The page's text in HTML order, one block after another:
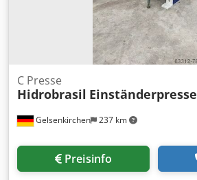
Gelsenkirchen 237 km
C Presse
Hidrobrasil Einständerpresse
Preisinfo